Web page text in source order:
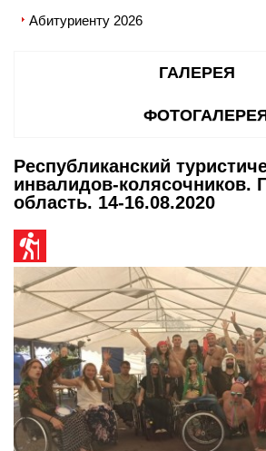
Абитуриенту 2026
ГАЛЕРЕЯ
Республиканский
инвалидов-колясочников.
область. 14-16.08.2020